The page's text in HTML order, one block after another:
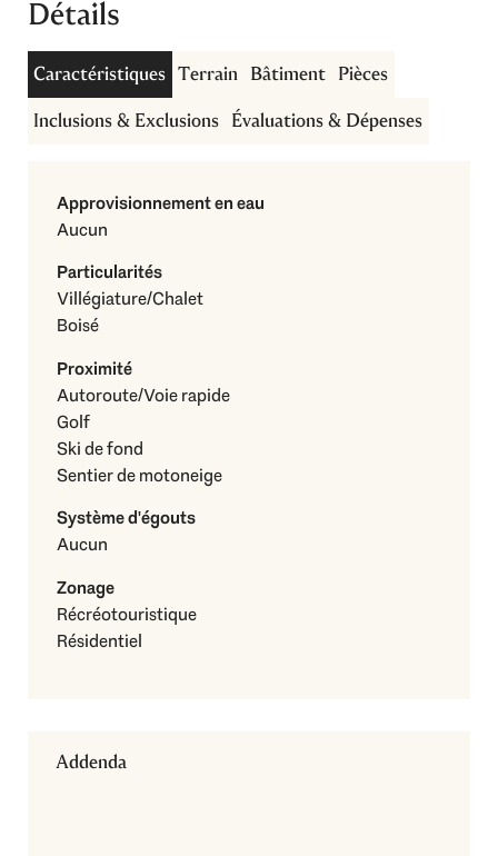
Détails
Caractéristiques Terrain Bâtiment Pièces
Inclusions & Exclusions Évaluations & Dépenses
Approvisionnement en eau
Aucun
Particularités
Villégiature/Chalet
Boisé
Proximité
Autoroute/Voie rapide
Golf
Ski de fond
Sentier de motoneige
Système d'égouts
Aucun
Zonage
Récréotouristique
Résidentiel
Addenda